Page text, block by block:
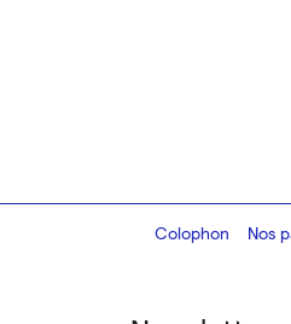
Colophon
Design:MarcelNos